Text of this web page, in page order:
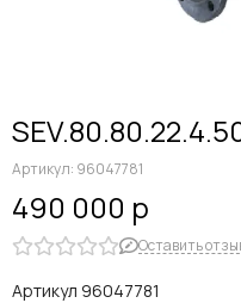
Артикул: 96047781
490 000 р
Оставить
Артикул 96047781